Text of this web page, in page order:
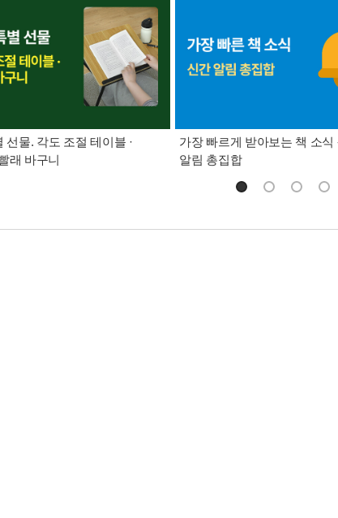
선물. 각도 조절 테이블 ·
래 바구니
가장 빠르게 받아보는 책 소식
알림 총집합